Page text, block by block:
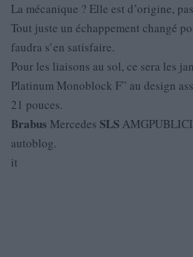
La mécanique ? Elle est d’origine,
Tout juste un échappement changé
faudra s’en satisfaire.
Pour les liaisons au sol, ce sera les
Platinum Monoblock F” au design
21 pouces.
Brabus Mercedes SLS
autoblog.
it